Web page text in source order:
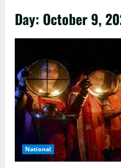
Day: October 9,
National